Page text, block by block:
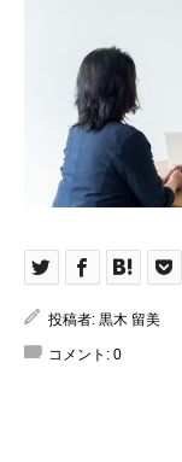
投稿者: 黒木 留美
コメント: 0